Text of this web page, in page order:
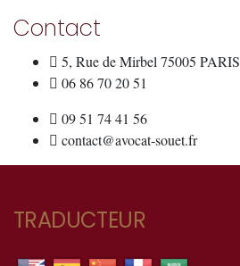
Contact
5, Rue de Mirbel 75005 PARIS
06 86 70 20 51
09 51 74 41 56
contact@avocat-souet.fr
TRADUCTEUR